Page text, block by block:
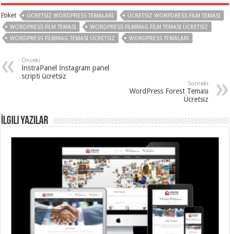
Etiket ÜCRETSIZ WORDPRESS TEMALARI
ÜCRETSIZ WORPDRESS FILM TEMASI
WORDPRESS FILM TEMASI
WORDPRESS FILMMAG FILM TEMASI ÜCRETSIZ
WORDPRESS FILMMAG TEMASI ÜCRETSIZ
WORDPRESS TEMALARI
Önceki
İnstraPanel İnstagram panel
scripti ücretsiz
Sonraki
WordPress Forest Teması
Ücretsiz
İlgili Yazılar